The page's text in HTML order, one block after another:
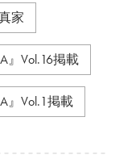
家
』Vol.16掲載
』Vol.1掲載